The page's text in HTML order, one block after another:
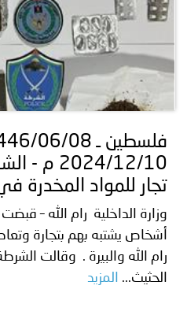
تجار للمواد المخدرة
وزارة الداخلية رام الله –
أشخاص يشتبه بهم بتجارة
رام الله والبيرة . وقالت
الحثيث...
المزيد